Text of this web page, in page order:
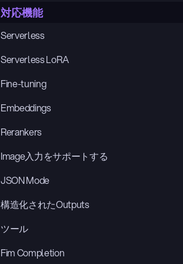
対応機能
Serverless
Serverless LoRA
Fine-tuning
Embeddings
Rerankers
Image入力をサポートする
JSON Mode
構造化されたOutputs
ツール
Fim Completion